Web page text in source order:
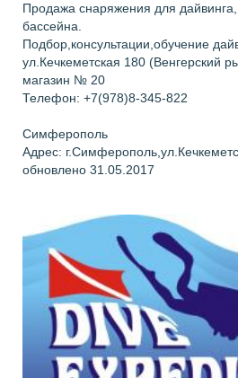
Продажа снаряжения для
бассейна.
Подбор,консультации,обучение
ул.Кечкеметская 180 (Венгерский
магазин № 20
Телефон: +7(978)8-345-822
Симферополь
Адрес:
обновлено 31.05.2017